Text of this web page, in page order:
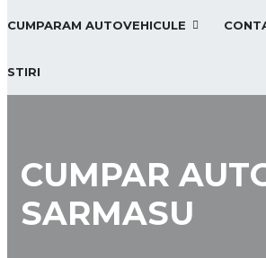
CUMPARAM AUTOVEHICULE
STIRI
CUMPAR
SARMASU